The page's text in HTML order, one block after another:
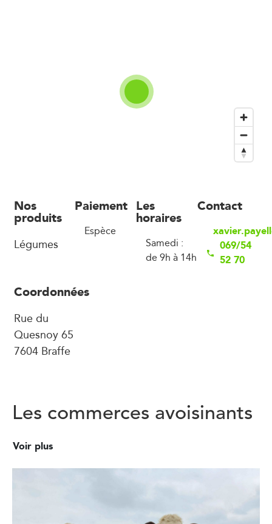
Nos
produits
Légumes
Paiement
Espèce
Les
horaires
Samedi :
de 9h à 14h
Contact
069/54
52 70
Coordonnées
Rue du
Quesnoy 65
7604 Braffe
Les commerces avoisinants
Voir plus